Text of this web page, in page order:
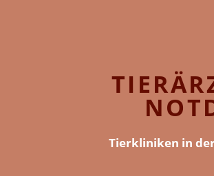
Tierkliniken in